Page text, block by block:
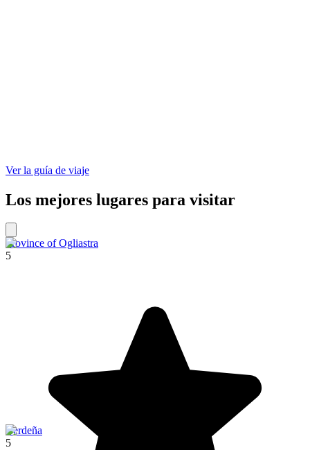
Ver la guía de viaje
Los mejores lugares para visitar
Province of Ogliastra
5
Cerdeña
5